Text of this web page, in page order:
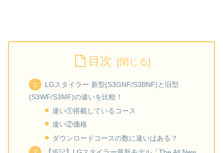
目次
LGスタイラー 新型(S3GNF/S3BNF)と旧型
(S3WF/S3MF)の違いを比較！
違い①搭載しているコース
違い②価格
ダウンロードコースの数に違いはある？